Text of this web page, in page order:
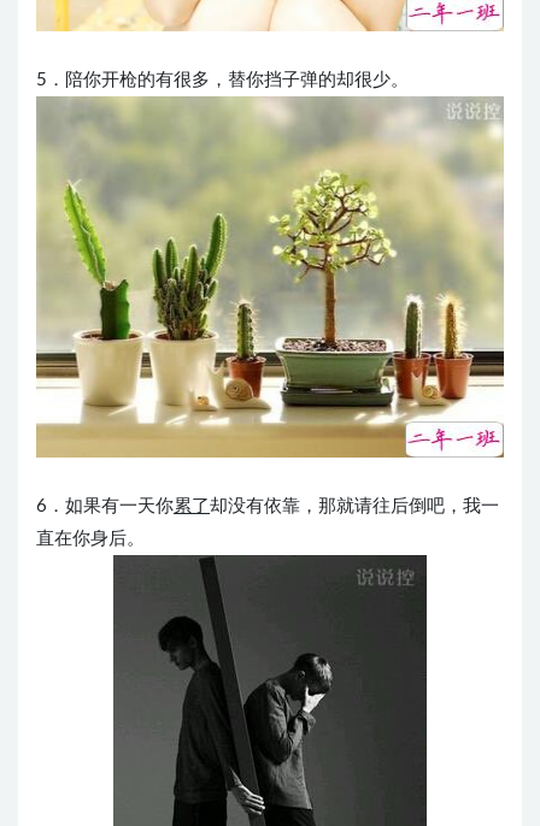
5．陪你开枪的有很多，替你挡子弹的却很少。
6．如果有一天你累了却没有依靠，那就请往后倒吧，我一
直在你身后。